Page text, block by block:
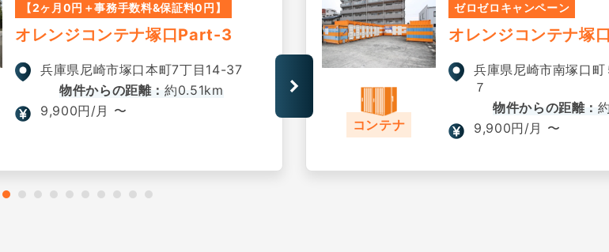
【2ヶ月0円＋事務手数料&保証料0円】
オレンジコンテナ塚口Part-3
兵庫県尼崎市塚口本町7丁目14-37
物件からの距離：約0.51km
9,900円/月 〜
コンテナ
ゼロゼロキャンペーン
オレンジコンテナ塚
兵庫県尼崎市南塚口
７
物件からの距離：
9,900円/月 〜